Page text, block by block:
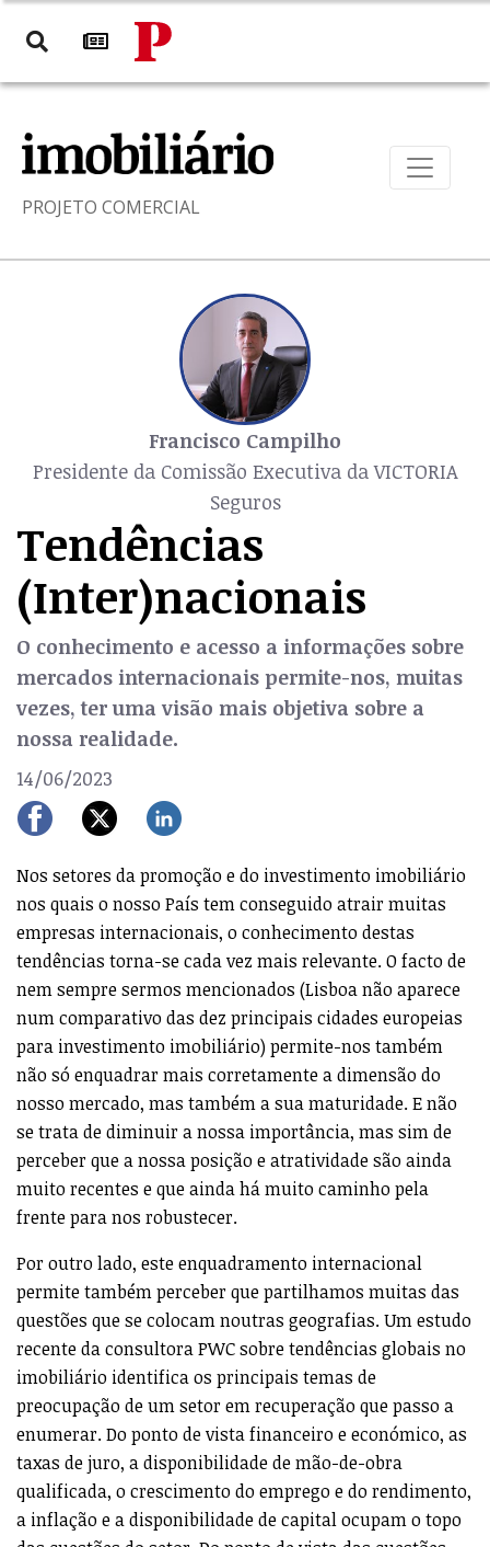
PROJETO COMERCIAL
Francisco Campilho
Presidente da Comissão Executiva da VICTORIA
Seguros
Tendências
(Inter)nacionais
O conhecimento e acesso a informações sobre
mercados internacionais permite-nos, muitas
vezes, ter uma visão mais objetiva sobre a
nossa realidade.
14/06/2023
Nos setores da promoção e do investimento imobiliário
nos quais o nosso País tem conseguido atrair muitas
empresas internacionais, o conhecimento destas
tendências torna-se cada vez mais relevante. O facto de
nem sempre sermos mencionados (Lisboa não aparece
num comparativo das dez principais cidades europeias
para investimento imobiliário) permite-nos também
não só enquadrar mais corretamente a dimensão do
nosso mercado, mas também a sua maturidade. E não
se trata de diminuir a nossa importância, mas sim de
perceber que a nossa posição e atratividade são ainda
muito recentes e que ainda há muito caminho pela
frente para nos robustecer.
Por outro lado, este enquadramento internacional
permite também perceber que partilhamos muitas das
questões que se colocam noutras geografias. Um estudo
recente da consultora PWC sobre tendências globais no
imobiliário identifica os principais temas de
preocupação de um setor em recuperação que passo a
enumerar. Do ponto de vista financeiro e económico, as
taxas de juro, a disponibilidade de mão-de-obra
qualificada, o crescimento do emprego e do rendimento,
a inflação e a disponibilidade de capital ocupam o topo